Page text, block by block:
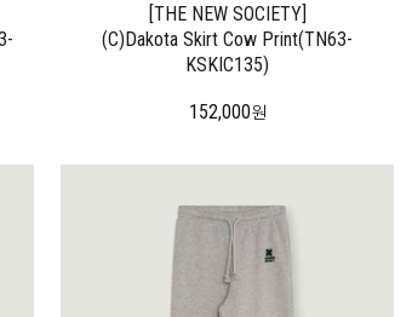
[THE NEW SOCIETY]
(C)Dakota Skirt Cow Print(TN63-
KSKIC135)
152,000원